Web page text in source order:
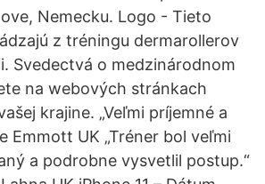
Nemecku. Logo - Tieto
z tréningu dermarollerov
Svedectvá o medzinárodnom
na webových stránkach
krajine. „Veľmi príjemné a
Emmott UK „Tréner bol veľmi
a podrobne vysvetlil postup.“